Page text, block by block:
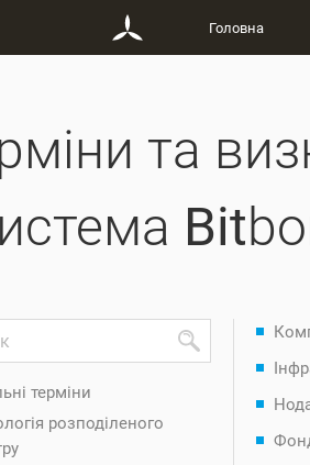
Головна
та
Bit
терміни
розподіленого